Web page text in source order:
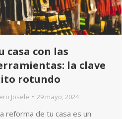
casa con las
la clave
rotundo
Josele 29 mayo, 2024
reforma de tu casa es un